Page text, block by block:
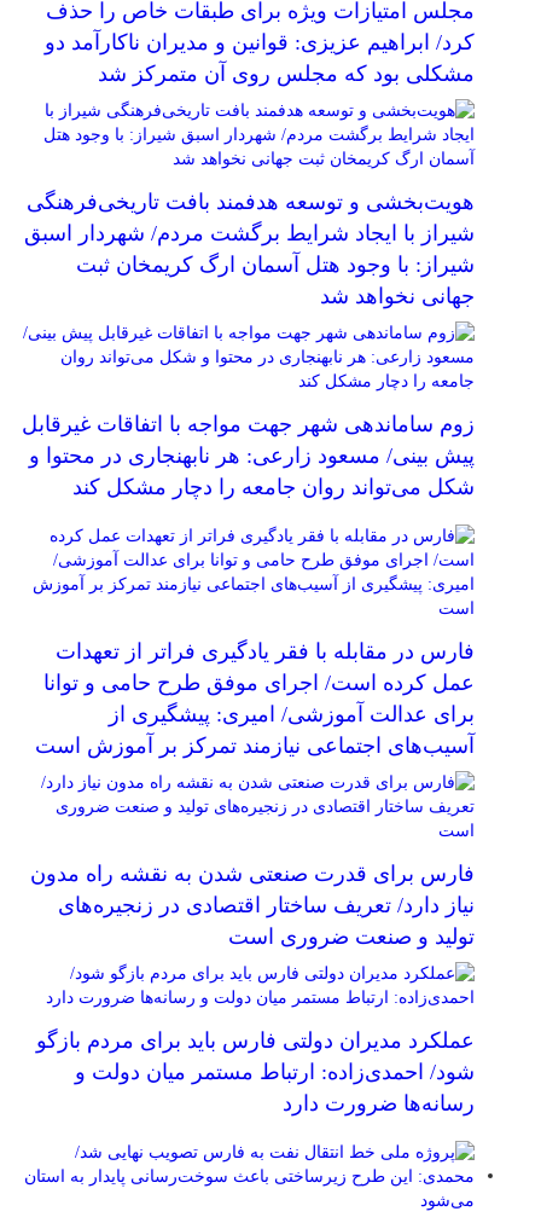
مجلس امتیازات ویژه برای طبقات خاص را حذف
کرد/ ابراهیم عزیزی: قوانین و مدیران ناکارآمد دو
مشکلی بود که مجلس روی آن متمرکز شد
هویت‌بخشی و توسعه هدفمند بافت تاریخی‌فرهنگی
شیراز با ایجاد شرایط برگشت مردم/ شهردار اسبق
شیراز: با وجود هتل آسمان ارگ کریمخان ثبت
جهانی نخواهد شد
زوم ساماندهی شهر جهت مواجه با اتفاقات غیرقابل
پیش بینی/ مسعود زارعی: هر نابهنجاری در محتوا و
شکل می‌تواند روان جامعه را دچار مشکل کند
فارس در مقابله با فقر یادگیری فراتر از تعهدات
عمل کرده است/ اجرای موفق طرح حامی و توانا
برای عدالت آموزشی/ امیری: پیشگیری از
آسیب‌های اجتماعی نیازمند تمرکز بر آموزش است
فارس برای قدرت صنعتی شدن به نقشه راه مدون
نیاز دارد/ تعریف ساختار اقتصادی در زنجیره‌های
تولید و صنعت ضروری است
عملکرد مدیران دولتی فارس باید برای مردم بازگو
شود/ احمدی‌زاده: ارتباط مستمر میان دولت و
رسانه‌ها ضرورت دارد